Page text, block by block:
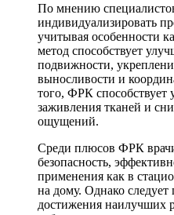
По мнению
индивидуализировать
учитывая особенности
метод способствует
подвижности,
выносливости и
того, ФРК способствует
заживления тканей и
ощущений.
Среди плюсов ФРК
безопасность,
применения как в
на дому. Однако следует
достижения наилучших